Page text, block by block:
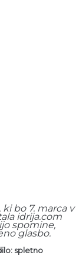
bo 7. marca v
idrija.com
spomine,
glasbo.
spletno